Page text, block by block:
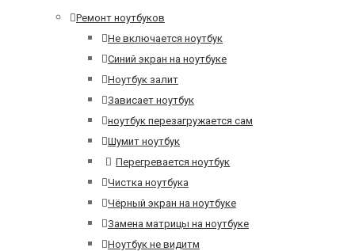
Ремонт ноутбуков
Не включается ноутбук
Синий экран на ноутбуке
Ноутбук залит
Зависает ноутбук
ноутбук перезагружается сам
Шумит ноутбук
Перегревается ноутбук
Чистка ноутбука
Чёрный экран на ноутбуке
Замена матрицы на ноутбуке
Ноутбук не видитм